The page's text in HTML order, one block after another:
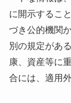
に開示するこ
づき公的機関
別の規定があ
康、資産等に
合には、適用